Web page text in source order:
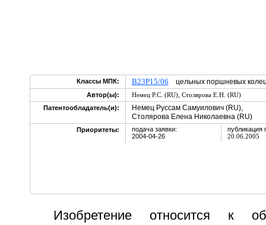
Классы МПК: B23P15/06 цельных поршневых
Автор(ы): Немец Р.С. (RU), Столярова Е.Н. (RU)
Патентообладатель(и):
Немец Руссам Самуилович (RU),
Столярова Елена Николаевна (RU)
Приоритеты:
подача заявки:
2004-04-26
публикация
20.06.2005
Изобретение относится к